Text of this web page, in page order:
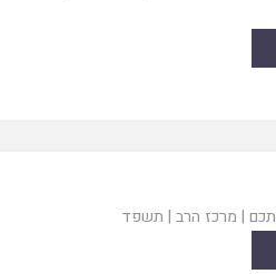
| מרכז הרב | תשפד